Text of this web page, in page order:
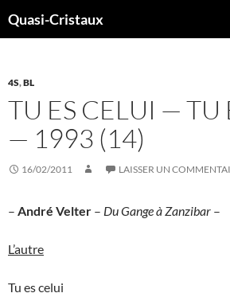
auQuasi-Cristaux
4S,BL
TU ES CELUI — TU
— 1993 (14)
16/02/2011 LAISSER UN
– André Velter – Du Gange à Zanzibar –
L’autre
Tu es celui